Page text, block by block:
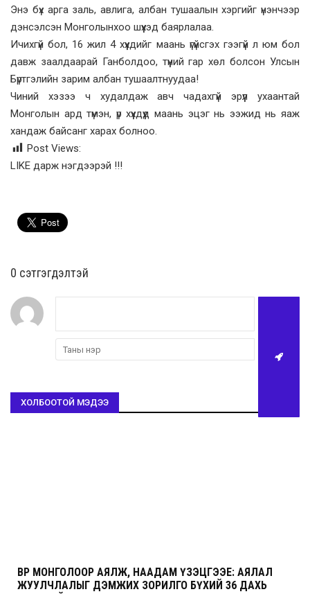
Энэ бүх арга заль, авлига, албан тушаалын хэргийг үнэнчээр
дэнсэлсэн Монголынхоо шүүхэд баярлалаа.
Ичихгүй бол, 16 жил 4 хүүхдийг маань үгүйсгэх гээгүй л юм бол
давж заалдаарай Ганболдоо, түүний гар хөл болсон Улсын
Бүртгэлийн зарим албан тушаалтнуудаа!
Чиний хэзээ ч худалдаж авч чадахгүй эрүүл ухаантай
Монголын ард түмэн, үр хүүхдүүд маань эцэг нь ээжид нь яаж
хандаж байсанг харах болноо.
Post Views:
LIKE дарж нэгдээрэй !!!
0 cэтгэгдэлтэй
ХОЛБООТОЙ МЭДЭЭ
ӨВӨР МОНГОЛООР АЯЛЖ, НААДАМ ҮЗЭЦГЭЭЕ: АЯЛАЛ
ЖУУЛЧЛАЛЫГ ДЭМЖИХ ЗОРИЛГО БҮХИЙ 36 ДАХЬ